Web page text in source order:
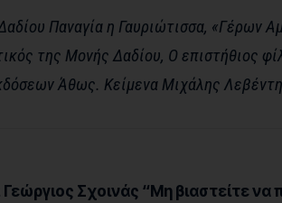
Παναγία η Γαυριώτισσα, «Γέρων
της Μονής Δαδίου, Ο επιστήθιος
Άθως. Κείμενα Μιχάλης
Σχοινάς “Μη βιαστείτε να